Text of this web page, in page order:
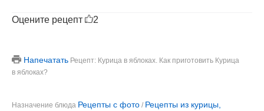
Оцените рецепт 2
Напечатать Рецепт: Курица в яблоках. Как приготовить Курица
в яблоках?
Назначение блюда Рецепты с фото / Рецепты из курицы,